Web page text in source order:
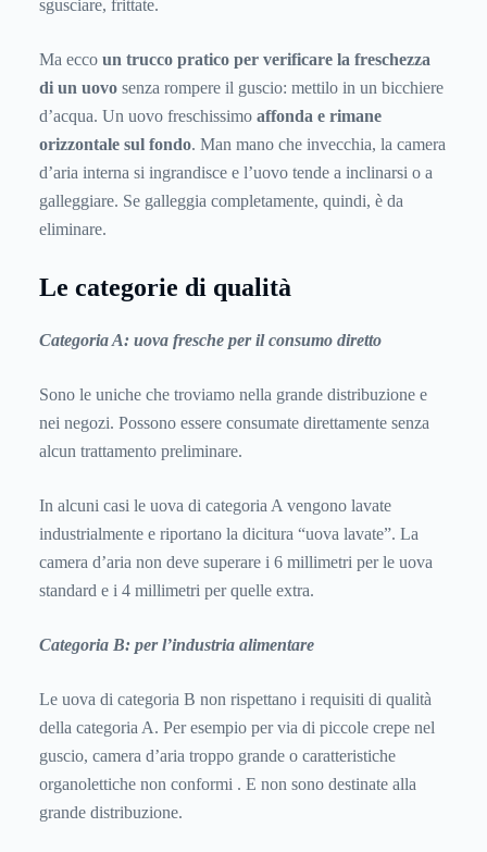
sgusciare, frittate.
Ma ecco un trucco pratico per verificare la freschezza
di un uovo senza rompere il guscio: mettilo in un bicchiere
d’acqua. Un uovo freschissimo affonda e rimane
orizzontale sul fondo. Man mano che invecchia, la camera
d’aria interna si ingrandisce e l’uovo tende a inclinarsi o a
galleggiare. Se galleggia completamente, quindi, è da
eliminare.
Le categorie di qualità
Categoria A: uova fresche per il consumo diretto
Sono le uniche che troviamo nella grande distribuzione e
nei negozi. Possono essere consumate direttamente senza
alcun trattamento preliminare.
In alcuni casi le uova di categoria A vengono lavate
industrialmente e riportano la dicitura “uova lavate”. La
camera d’aria non deve superare i 6 millimetri per le uova
standard e i 4 millimetri per quelle extra.
Categoria B: per l’industria alimentare
Le uova di categoria B non rispettano i requisiti di qualità
della categoria A. Per esempio per via di piccole crepe nel
guscio, camera d’aria troppo grande o caratteristiche
organolettiche non conformi . E non sono destinate alla
grande distribuzione.